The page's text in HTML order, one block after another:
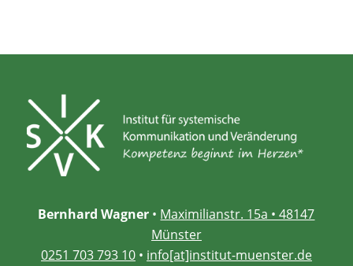
Bernhard Wagner • Maximilianstr. 15a • 48147
Münster
0251 703 793 10• info[at]institut-muenster.de